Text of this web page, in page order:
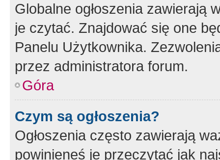
Globalne ogłoszenia zawierają
je czytać. Znajdować się one
Panelu Użytkownika.
przez administratora forum.
Góra
Czym są ogłoszenia?
Ogłoszenia często zawierają
powinieneś je przeczytać jak